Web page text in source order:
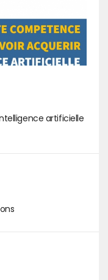
artificielle